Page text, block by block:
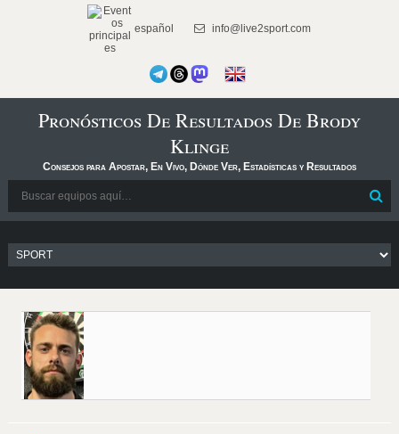
español info@live2sport.com
Pronósticos De Resultados De Brody
Klinge
Consejos para Apostar, En Vivo, Dónde Ver, Estadísticas y Resultados